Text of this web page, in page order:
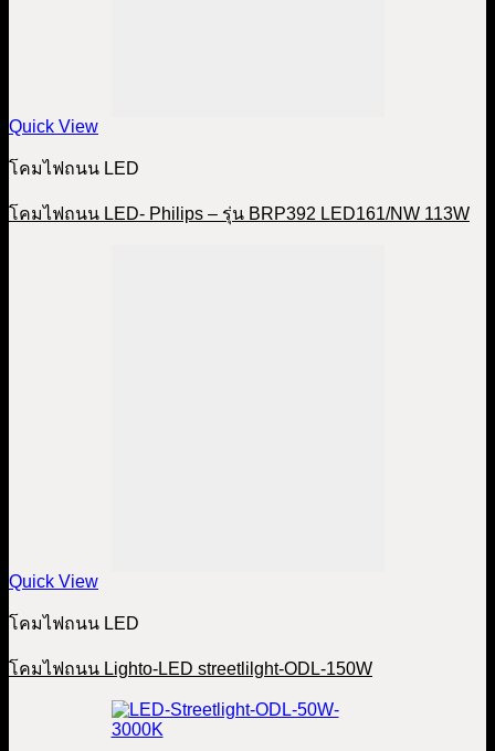
Quick View
โคมไฟถนน LED
โคมไฟถนน LED- Philips – รุ่น BRP392 LED161/NW 113W
Quick View
โคมไฟถนน LED
โคมไฟถนน Lighto-LED streetlilght-ODL-150W